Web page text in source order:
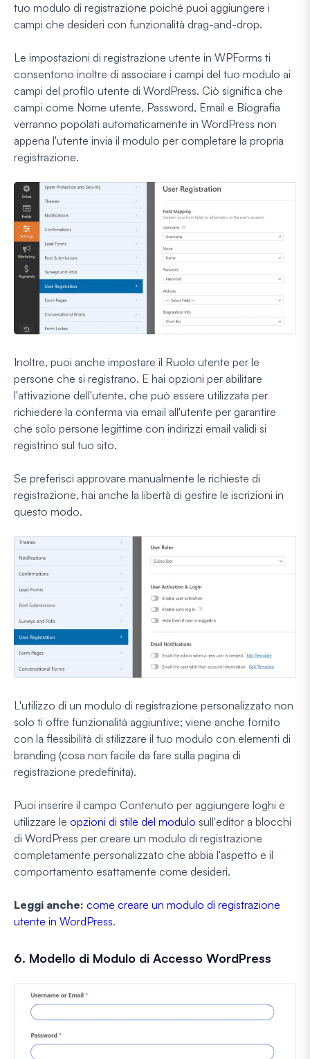
tuo modulo di registrazione poiché puoi aggiungere i
campi che desideri con funzionalità drag-and-drop.
Le impostazioni di registrazione utente in WPForms ti
consentono inoltre di associare i campi del tuo modulo ai
campi del profilo utente di WordPress. Ciò significa che
campi come Nome utente, Password, Email e Biografia
verranno popolati automaticamente in WordPress non
appena l'utente invia il modulo per completare la propria
registrazione.
Inoltre, puoi anche impostare il Ruolo utente per le
persone che si registrano. E hai opzioni per abilitare
l'attivazione dell'utente, che può essere utilizzata per
richiedere la conferma via email all'utente per garantire
che solo persone legittime con indirizzi email validi si
registrino sul tuo sito.
Se preferisci approvare manualmente le richieste di
registrazione, hai anche la libertà di gestire le iscrizioni in
questo modo.
L'utilizzo di un modulo di registrazione personalizzato non
solo ti offre funzionalità aggiuntive; viene anche fornito
con la flessibilità di stilizzare il tuo modulo con elementi di
branding (cosa non facile da fare sulla pagina di
registrazione predefinita).
Puoi inserire il campo Contenuto per aggiungere loghi e
utilizzare le opzioni di stile del modulo sull'editor a blocchi
di WordPress per creare un modulo di registrazione
completamente personalizzato che abbia l'aspetto e il
comportamento esattamente come desideri.
Leggi anche: come creare un modulo di registrazione
utente in WordPress.
6. Modello di Modulo di Accesso WordPress